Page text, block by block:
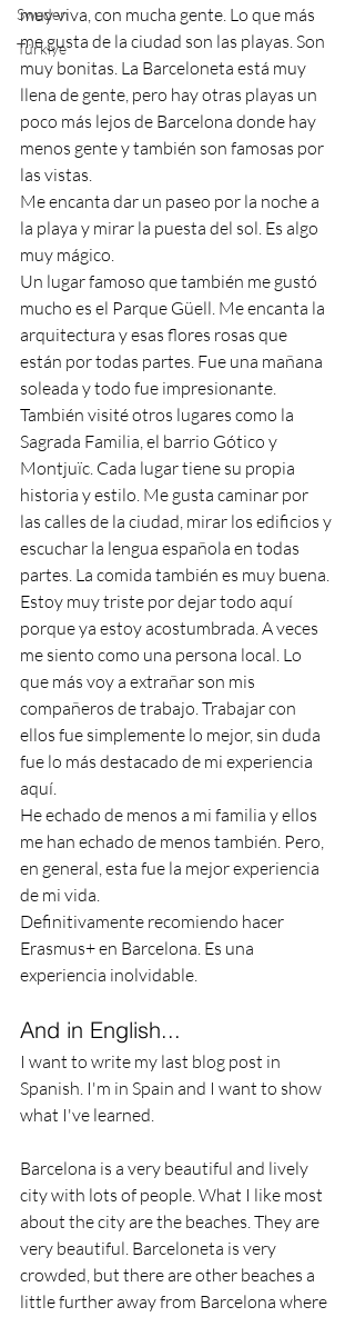
Sweden
Türkiye
muy viva, con mucha gente. Lo que más
me gusta de la ciudad son las playas. Son
muy bonitas. La Barceloneta está muy
llena de gente, pero hay otras playas un
poco más lejos de Barcelona donde hay
menos gente y también son famosas por
las vistas.
Me encanta dar un paseo por la noche a
la playa y mirar la puesta del sol. Es algo
muy mágico.
Un lugar famoso que también me gustó
mucho es el Parque Güell. Me encanta la
arquitectura y esas flores rosas que
están por todas partes. Fue una mañana
soleada y todo fue impresionante.
También visité otros lugares como la
Sagrada Familia, el barrio Gótico y
Montjuïc. Cada lugar tiene su propia
historia y estilo. Me gusta caminar por
las calles de la ciudad, mirar los edificios y
escuchar la lengua española en todas
partes. La comida también es muy buena.
Estoy muy triste por dejar todo aquí
porque ya estoy acostumbrada. A veces
me siento como una persona local. Lo
que más voy a extrañar son mis
compañeros de trabajo. Trabajar con
ellos fue simplemente lo mejor, sin duda
fue lo más destacado de mi experiencia
aquí.
He echado de menos a mi familia y ellos
me han echado de menos también. Pero,
en general, esta fue la mejor experiencia
de mi vida.
Definitivamente recomiendo hacer
Erasmus+ en Barcelona. Es una
experiencia inolvidable.
And in English...
I want to write my last blog post in
Spanish. I'm in Spain and I want to show
what I've learned.
Barcelona is a very beautiful and lively
city with lots of people. What I like most
about the city are the beaches. They are
very beautiful. Barceloneta is very
crowded, but there are other beaches a
little further away from Barcelona where